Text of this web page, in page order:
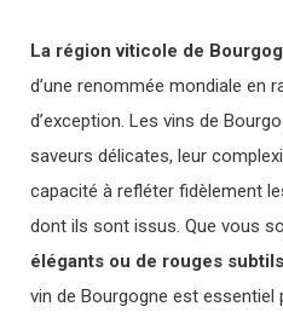
La région viticole de
d’une renommée mondiale en
d’exception. Les vins de
saveurs délicates, leur
capacité à refléter fidèlement
dont ils sont issus. Que vous
élégants ou de rouges subtils
vin de Bourgogne est essentiel